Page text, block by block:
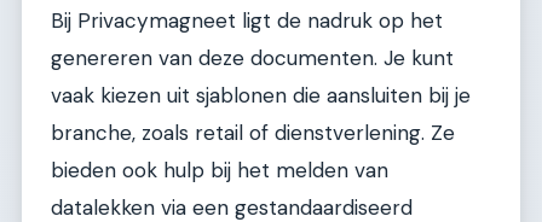
Bij Privacymagneet ligt de nadruk op het
genereren van deze documenten. Je kunt
vaak kiezen uit sjablonen die aansluiten bij je
branche, zoals retail of dienstverlening. Ze
bieden ook hulp bij het melden van
datalekken via een gestandaardiseerd